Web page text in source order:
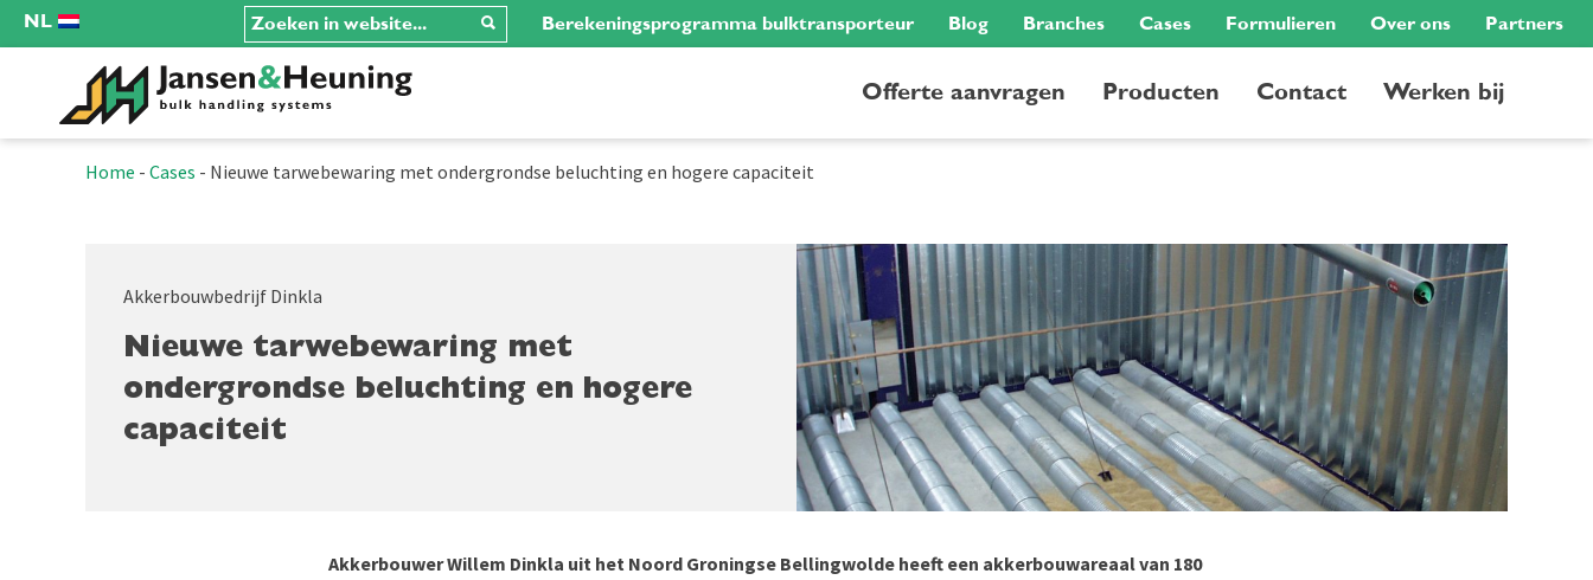
NL Berekeningsprogramma bulktransporteur Blog Branches Cases Formulieren Over ons Partners
Offerte aanvragen Producten Contact Werken bij
Home - Cases - Nieuwe tarwebewaring met ondergrondse beluchting en hogere capaciteit
Akkerbouwbedrijf Dinkla
Nieuwe tarwebewaring met
ondergrondse beluchting en hogere
capaciteit
Akkerbouwer Willem Dinkla uit het Noord Groningse Bellingwolde heeft een akkerbouwareaal van 180